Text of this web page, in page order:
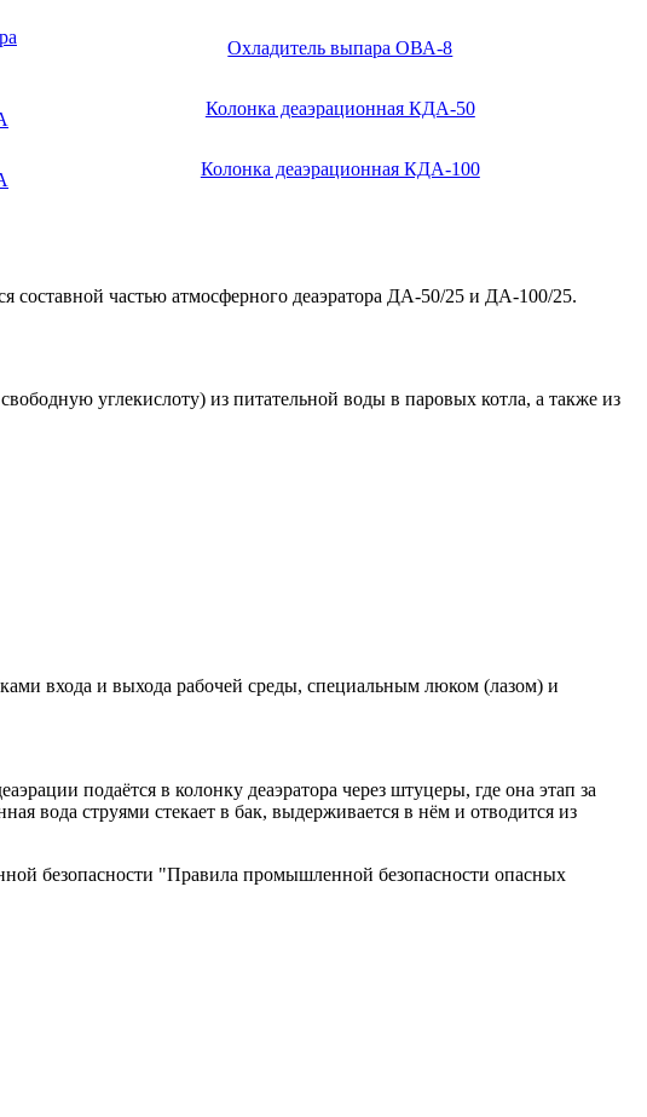
Охладитель выпара ОВА-8
Колонка деаэрационная КДА-50
Колонка деаэрационная КДА-100
составной частью атмосферного деаэратора ДА-50/25 и ДА-100/25.
углекислоту) из питательной воды в паровых котла, а также из
входа и выхода рабочей среды, специальным люком (лазом) и
подаётся в колонку деаэратора через штуцеры, где она этап за
вода струями стекает в бак, выдерживается в нём и отводится из
безопасности "Правила промышленной безопасности опасных